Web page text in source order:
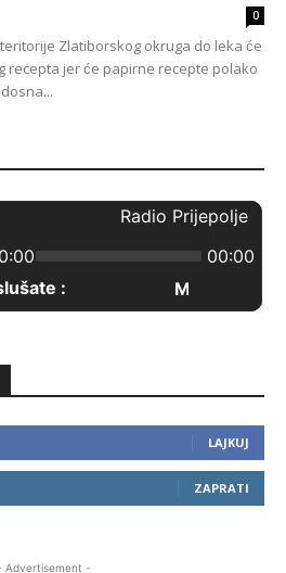
0
Zlatiborskog okruga do leka će
recepta jer će papirne recepte polako
LAJKUJ
ZAPRATI
Advertisement -